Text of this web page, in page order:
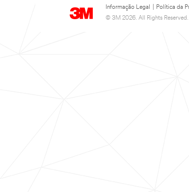
Informação Legal Política da
© 3M 2026. All Rights Reserved.